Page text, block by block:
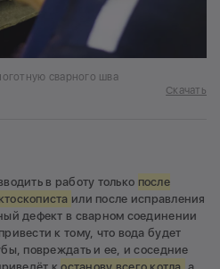
сварного шва
Скачать
в работу только после
или после исправления
дефект в сварном соединении
к тому, что вода будет
повреждать и ее, и соседние